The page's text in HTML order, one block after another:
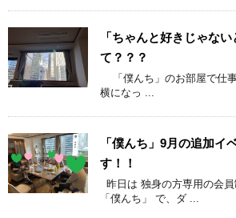
「ちゃんと好きじゃな
て？？？
「僕んち」のお部屋で仕
横になっ ...
「僕んち」9月の追加イ
す！！
昨日は 独身の方専用の会
「僕んち」 で、ダ ...